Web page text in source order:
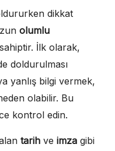
dikkat
olumlu
İlk olarak,
doldurulması
yanlış bilgi vermek,
olabilir. Bu
kontrol edin.
tarih ve imza gibi